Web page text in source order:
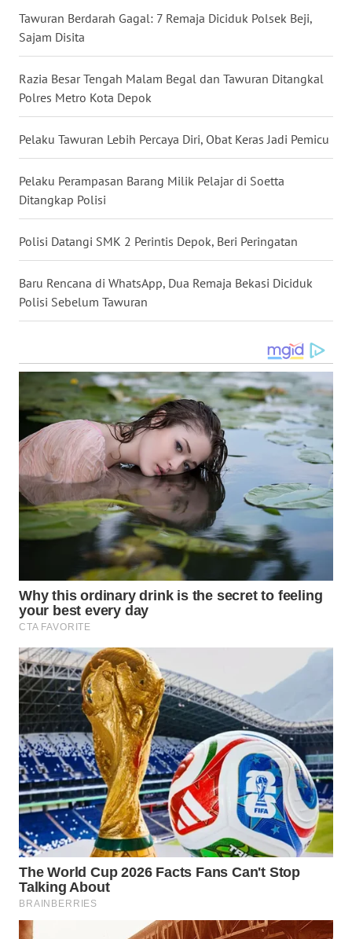
Tawuran Berdarah Gagal: 7 Remaja Diciduk Polsek Beji,
Sajam Disita
Razia Besar Tengah Malam Begal dan Tawuran Ditangkal
Polres Metro Kota Depok
Pelaku Tawuran Lebih Percaya Diri, Obat Keras Jadi Pemicu
Pelaku Perampasan Barang Milik Pelajar di Soetta
Ditangkap Polisi
Polisi Datangi SMK 2 Perintis Depok, Beri Peringatan
Baru Rencana di WhatsApp, Dua Remaja Bekasi Diciduk
Polisi Sebelum Tawuran
KALBAR
KALTENG
WN
KALTARA
WN
KALSEL
WN
WN
GORONTALO
WN
SULUT
WN
MALUKU
WN
MALUT
DAIRI
WN
DANAU
TOBA
WN
NIAS
WN
LANGKAT
WN
TAPANULI
SELATAN
WN